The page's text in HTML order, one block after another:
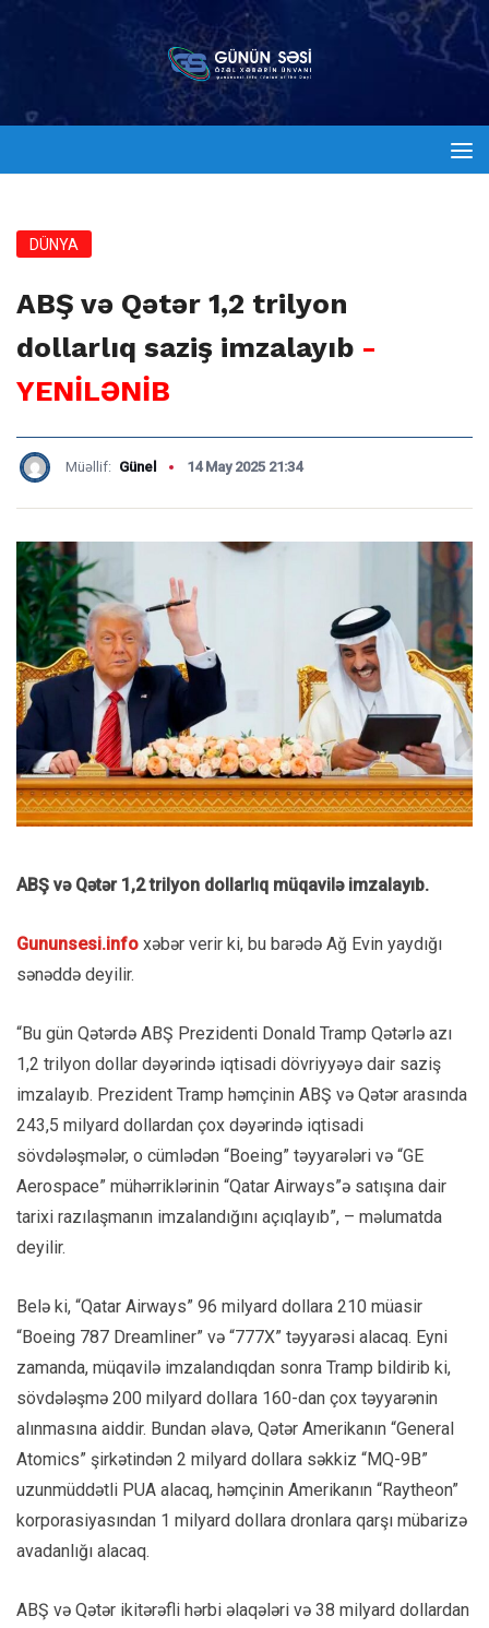
DÜNYA
ABŞ və Qətər 1,2 trilyon
dollarlıq saziş imzalayıb -
YENİLƏNİB
Müəllif: Günel 14 May 2025 21:34
ABŞ və Qətər 1,2 trilyon dollarlıq müqavilə imzalayıb.
Gununsesi.info xəbər verir ki, bu barədə Ağ Evin yaydığı
sənəddə deyilir.
“Bu gün Qətərdə ABŞ Prezidenti Donald Tramp Qətərlə azı
1,2 trilyon dollar dəyərində iqtisadi dövriyyəyə dair saziş
imzalayıb. Prezident Tramp həmçinin ABŞ və Qətər arasında
243,5 milyard dollardan çox dəyərində iqtisadi
sövdələşmələr, o cümlədən “Boeing” təyyarələri və “GE
Aerospace” mühərriklərinin “Qatar Airways”ə satışına dair
tarixi razılaşmanın imzalandığını açıqlayıb”, – məlumatda
deyilir.
Belə ki, “Qatar Airways” 96 milyard dollara 210 müasir
“Boeing 787 Dreamliner” və “777X” təyyarəsi alacaq. Eyni
zamanda, müqavilə imzalandıqdan sonra Tramp bildirib ki,
sövdələşmə 200 milyard dollara 160-dan çox təyyarənin
alınmasına aiddir. Bundan əlavə, Qətər Amerikanın “General
Atomics” şirkətindən 2 milyard dollara səkkiz “MQ-9B”
uzunmüddətli PUA alacaq, həmçinin Amerikanın “Raytheon”
korporasiyasından 1 milyard dollara dronlara qarşı mübarizə
avadanlığı alacaq.
ABŞ və Qətər ikitərəfli hərbi əlaqələri və 38 milyard dollardan